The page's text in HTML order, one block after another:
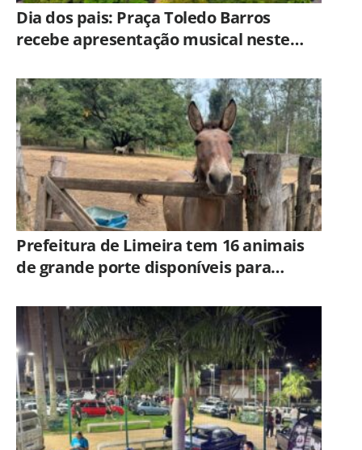
Dia dos pais: Praça Toledo Barros
recebe apresentação musical neste
Prefeitura de Limeira tem 16 animais
de grande porte disponíveis para